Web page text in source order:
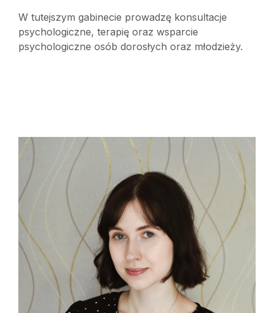
W tutejszym gabinecie prowadzę konsultacje
psychologiczne, terapię oraz wsparcie
psychologiczne osób dorosłych oraz młodzieży.